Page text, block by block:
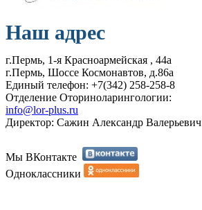
Наш адрес
г.Пермь, 1-я Красноармейская , 44а
г.Пермь, Шоссе Космонавтов, д.86а
Единый телефон: +7(342) 258-258-8
Отделение Оториноларингологии:
info@lor-plus.ru
Директор: Сажин Александр Валерьевич
Мы ВКонтакте
Одноклассники